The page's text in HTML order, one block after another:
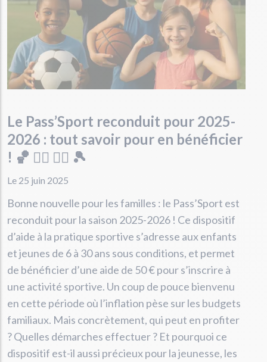
Le Pass’Sport reconduit pour 2025-
2026 : tout savoir pour en bénéficier
! 🏀 🏊‍♀️ 🤸‍♂️ 🎾
Le 25 juin 2025
Bonne nouvelle pour les familles : le Pass’Sport est
reconduit pour la saison 2025-2026 ! Ce dispositif
d’aide à la pratique sportive s’adresse aux enfants
et jeunes de 6 à 30 ans sous conditions, et permet
de bénéficier d’une aide de 50 € pour s’inscrire à
une activité sportive. Un coup de pouce bienvenu
en cette période où l’inflation pèse sur les budgets
familiaux. Mais concrètement, qui peut en profiter
? Quelles démarches effectuer ? Et pourquoi ce
dispositif est-il aussi précieux pour la jeunesse, les